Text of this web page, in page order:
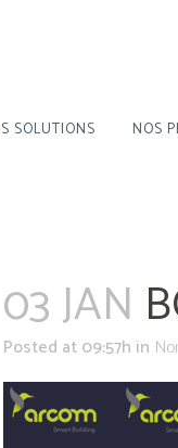
SOLUTIONS NOS
03 JAN
Posted at 09:57h in